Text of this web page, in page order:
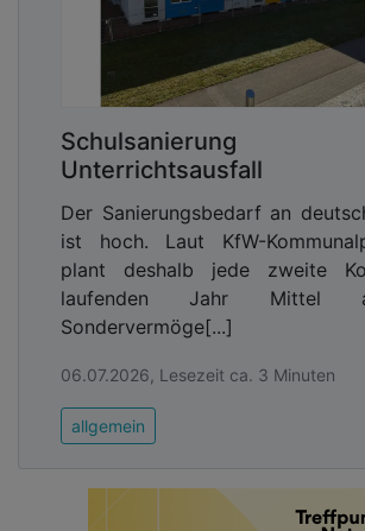
Unterrichtsausfall
Der Sanierungsbedarf an
ist hoch. Laut KfW-
plant deshalb jede zweite
laufenden Jahr Mittel
Sondervermöge[...]
06.07.2026, Lesezeit ca. 3 Minuten
allgemein